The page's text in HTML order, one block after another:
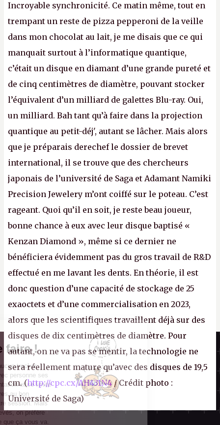
Incroyable synchronicité. Ce matin même, tout en
trempant un reste de pizza pepperoni de la veille
dans mon chocolat au lait, je me disais que ce qui
manquait surtout à l’informatique quantique,
c’était un disque en diamant d’une grande pureté et
de cinq centimètres de diamètre, pouvant stocker
l’équivalent d’un milliard de galettes Blu-ray. Oui,
un milliard. Bah tant qu’à faire dans la projection
quantique au petit-déj', autant se lâcher. Mais alors
que je préparais derechef le dossier de brevet
international, il se trouve que des chercheurs
japonais de l’université de Saga et Adamant Namiki
Precision Jewelery m’ont coiffé sur le poteau. C’est
rageant. Quoi qu’il en soit, je reste beau joueur,
bonne chance à eux avec leur disque baptisé «
Kenzan Diamond », même si ce dernier ne
bénéficiera évidemment pas du gros travail de R&D
effectué en me lavant les dents. En théorie, il est
donc question d’une capacité de stockage de 25
exaoctets et d’une commercialisation en 2023,
alors que les scientifiques travaillent déjà sur des
disques de dix centimètres de diamètre. Pour
autant, on ne va pas se mentir, la technologie ne
sera réellement mature qu’avec des disques de 19,5
cm. (http://cpc.cx/AH431N4 / Crédit photo :
Université de Saga)
Kiosque numérique
Boutique
Il n'y a pas de
Cookie à se faire !
Ce site n'a recours à aucun tracker
externe, ne partage avec personne ses
statistiques de fréquentation et se limite
aux cookies nécessaires au bon
fonctionnement de votre session. Mais
comme on est bien élevés, on préfère
s'assurer quand même que ça vous va.